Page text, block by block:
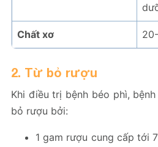
Chất xơ
2. Từ bỏ rượu
Khi điều trị bệnh béo phì,
bỏ rượu bởi:
1 gam rượu cung cấp tới